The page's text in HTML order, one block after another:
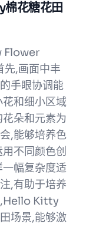
花糖花田
Flower
先,画面中丰
手眼协调能
和细小区域
朵和元素为
,能够培养色
不同颜色创
幅复杂度适
,有助于培养
,Hello Kitty
场景,能够激